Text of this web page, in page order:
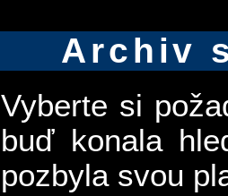
Archiv
Vyberte si
buď konala
pozbyla svou